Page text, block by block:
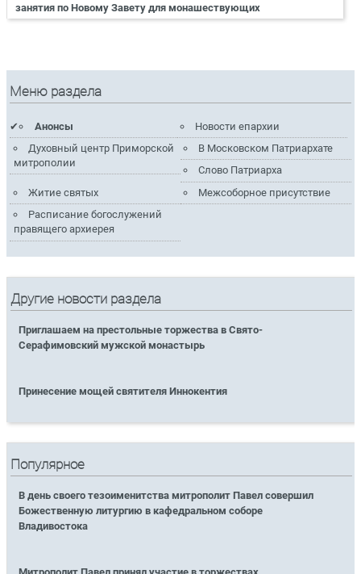
занятия по Новому Завету для монашествующих
Меню раздела
Анонсы
Новости епархии
Духовный центр Приморской
митрополии
В Московском Патриархате
Слово Патриарха
Житие святых
Межсоборное присутствие
Расписание богослужений
правящего архиерея
Другие новости раздела
Приглашаем на престольные торжества в Свято-
Серафимовский мужской монастырь
Принесение мощей святителя Иннокентия
Популярное
В день своего тезоименитства митрополит Павел совершил
Божественную литургию в кафедральном соборе
Владивостока